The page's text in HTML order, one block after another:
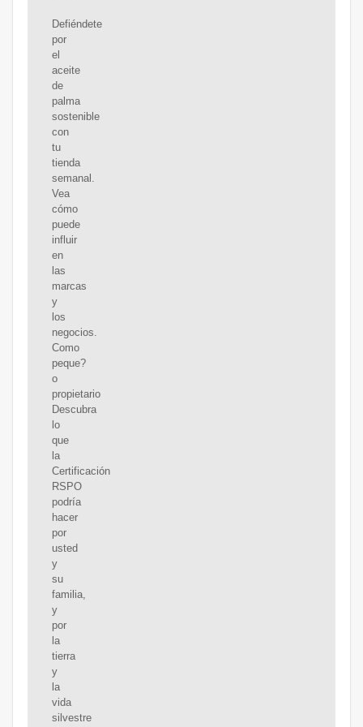
Defiéndete
por
el
aceite
de
palma
sostenible
con
tu
tienda
semanal.
Vea
cómo
puede
influir
en
las
marcas
y
los
negocios.
Como
peque?
o
propietario
Descubra
lo
que
la
Certificación
RSPO
podría
hacer
por
usted
y
su
familia,
y
por
la
tierra
y
la
vida
silvestre